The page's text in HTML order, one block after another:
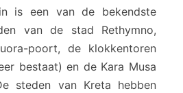
m
n
d
F
o
u
n
is een van de bekendste
van de stad Rethymno,
poort, de klokkentoren
bestaat) en de Kara Musa
steden van Kreta hebben